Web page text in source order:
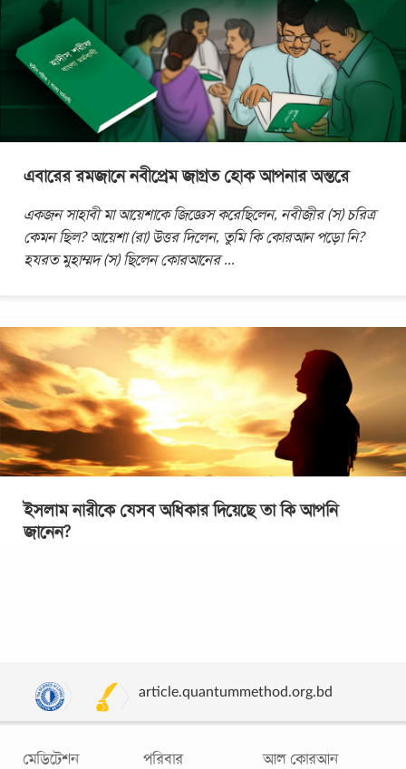
এবারের রমজানে নবীপ্রেম জাগ্রত হোক আপনার অন্তরে
একজন সাহাবী মা আয়েশাকে জিজ্ঞেস করেছিলেন, নবীজীর (স) চরিত্র
কেমন ছিল? আয়েশা (রা) উত্তর দিলেন, তুমি কি কোরআন পড়ো নি?
হযরত মুহাম্মদ (স) ছিলেন কোরআনের...
ইসলাম নারীকে যেসব অধিকার দিয়েছে তা কি আপনি
জানেন?
article.quantummethod.org.bd
মেডিটেশন
পরিবার
আল কোরআন